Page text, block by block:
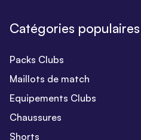
Catégories populaires
Packs Clubs
Maillots de match
Equipements Clubs
Chaussures
Shorts